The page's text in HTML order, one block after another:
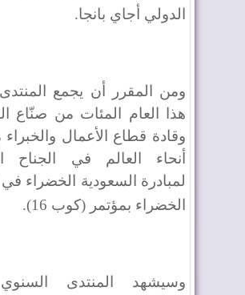
الدولي أجاي بانجا.
ومن المقرر أن يجمع
هذا العام المئات من صنّاع
وقادة قطاع الأعمال
أنحاء العالم في
لمبادرة السعودية الخضراء
الخضراء بمؤتمر (كوب 16)
.
وسيشهد المنتدى